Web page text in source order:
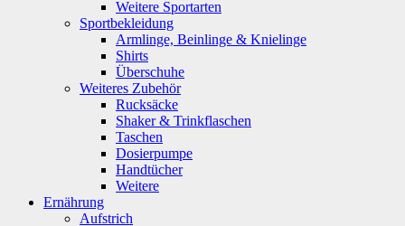
Weitere Sportarten
Sportbekleidung
Armlinge, Beinlinge & Knielinge
Shirts
Überschuhe
Weiteres Zubehör
Rucksäcke
Shaker & Trinkflaschen
Taschen
Dosierpumpe
Handtücher
Weitere
Ernährung
Aufstrich